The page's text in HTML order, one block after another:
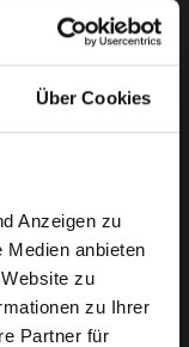
Über Cookies
Anzeigen zu
Medien anbieten
zu
zu Ihrer
Partner für